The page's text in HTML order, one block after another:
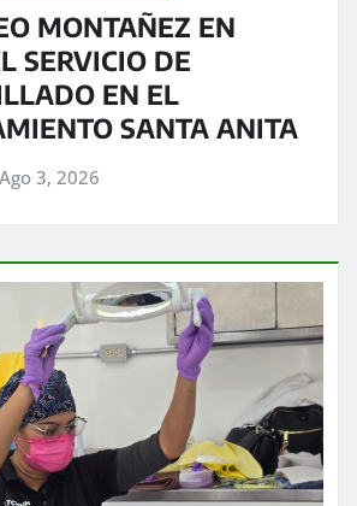
MONTAÑEZ EN
SERVICIO DE
EN EL
SANTA ANITA
Ago 3, 2026